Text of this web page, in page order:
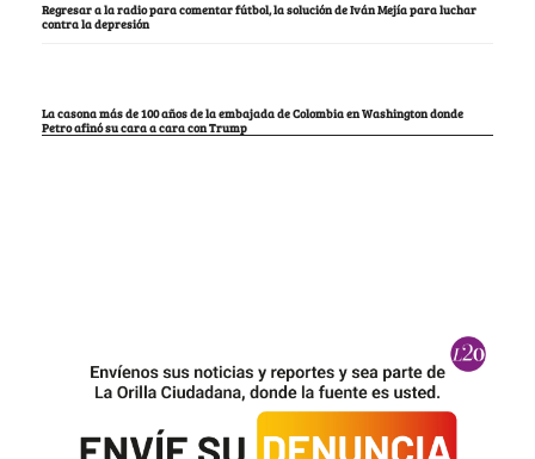
Regresar a la radio para comentar fútbol, la solución de Iván Mejía para luchar
contra la depresión
La casona más de 100 años de la embajada de Colombia en Washington donde
Petro afinó su cara a cara con Trump